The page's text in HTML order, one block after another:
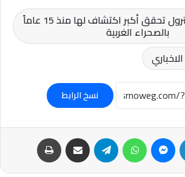
شركة عجيبة للبترول تحقق أكبر اكتشاف لها منذ 15 عاماً
بالصحراء الغربية
نسخ الرابط
لينكدإن ماسنجر واتساب تيلقرام مشاركة عبر البريد